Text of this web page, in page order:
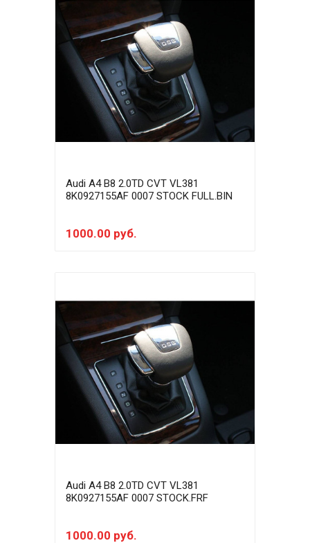
Audi A4 B8 2.0TD CVT VL381
8K0927155AF 0007 STOCK FULL.BIN
1000.00 руб.
Audi A4 B8 2.0TD CVT VL381
8K0927155AF 0007 STOCK.FRF
1000.00 руб.